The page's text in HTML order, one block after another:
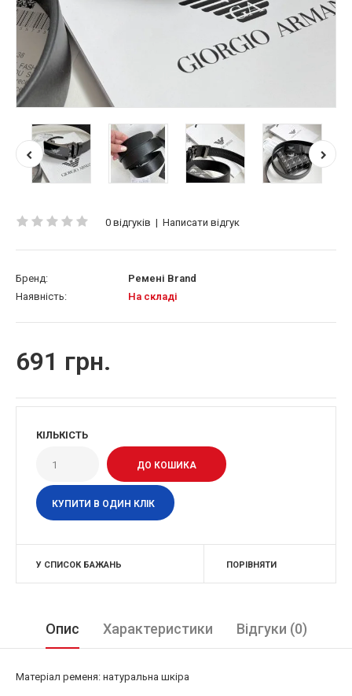
0 відгуків | Написати відгук
Бренд:
Ремені Brand
Наявність:
На складі
691 грн.
КІЛЬКІСТЬ
КУПИТИ В ОДИН КЛІК
У СПИСОК БАЖАНЬ ПОРІВНЯТИ
Опис Характеристики Відгуки (0)
Матеріал ременя: натуральна шкіра